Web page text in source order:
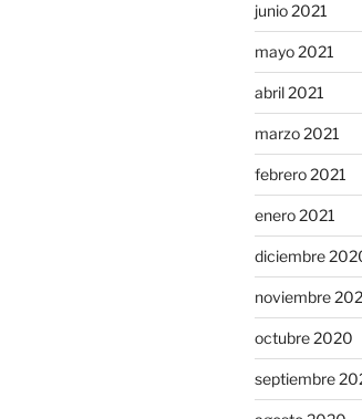
junio 2021
mayo 2021
abril 2021
marzo 2021
febrero 2021
enero 2021
diciembre
noviembre
octubre 2020
septiembre